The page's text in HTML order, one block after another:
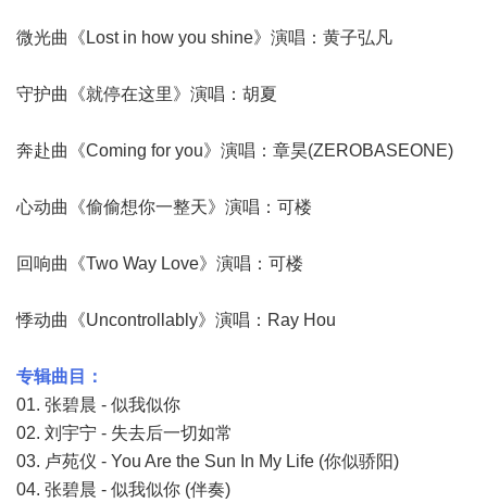
微光曲《Lost in how you shine》演唱：黄子弘凡
守护曲《就停在这里》演唱：胡夏
奔赴曲《Coming for you》演唱：章昊(ZEROBASEONE)
心动曲《偷偷想你一整天》演唱：可楼
回响曲《Two Way Love》演唱：可楼
悸动曲《Uncontrollably》演唱：Ray Hou
专辑曲目：
01. 张碧晨 - 似我似你
02. 刘宇宁 - 失去后一切如常
03. 卢苑仪 - You Are the Sun In My Life (你似骄阳)
04. 张碧晨 - 似我似你 (伴奏)